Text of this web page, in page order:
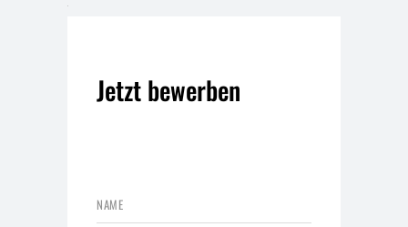
Jetzt bewerben